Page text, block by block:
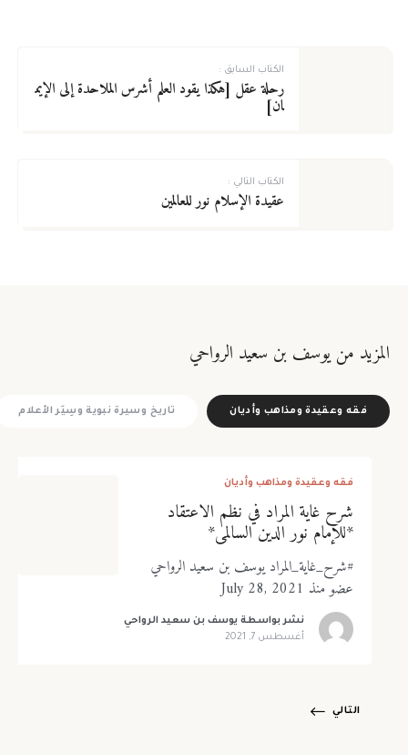
الكتاب السابق :
رحلة عقل [هكذا يقود العلم أشرس الملاحدة إلى الإيم
ان]
الكتاب التالي :
عقيدة الإسلام نور للعالمين
المزيد من يوسف بن سعيد الرواحي
فقه وعقيدة ومذاهب وأديان تاريخ وسيرة نبوية وسِيَر الأعلام
فقه وعقيدة ومذاهب وأديان
شرح غاية المراد في نظم الاعتقاد
*للإمام نور الدين السالمي*
#شرح_غاية_المراد يوسف بن سعيد الرواحي
عضو منذ July 28, 2021
نشر بواسطة يوسف بن سعيد الرواحي
أغسطس 7, 2021
التالي
تسجيل الدخول للأعضاء
تذكرني
تسجيل الدخول
البريد الإلكتروني*
كلمة المرور*
تأكيد كلمة المرور
أوافق وألتزم بضوابط العضوية، لقراءة ضوابط العوضية يرجى الضغط